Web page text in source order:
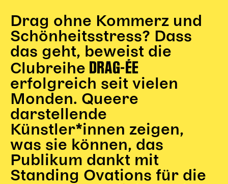
TheaterPaket
Partnerklasse + Partnerschule
Schulabenteuernacht
Probenklasse
Theaterklasse
Vorstellungen für pädagogische Institutionen
Angebote für Pädagog*innen
PädagogikClub
Sommerfest
Open House
Newsletter für pädagogische Institutionen
Drag ohne Kommerz und
Schönheitsstress? Dass
das geht, beweist die
Clubreihe DRAG-ÉE
erfolgreich seit vielen
Monden. Queere
darstellende
Künstler*innen zeigen,
was sie können, das
Publikum dankt mit
Standing Ovations für die